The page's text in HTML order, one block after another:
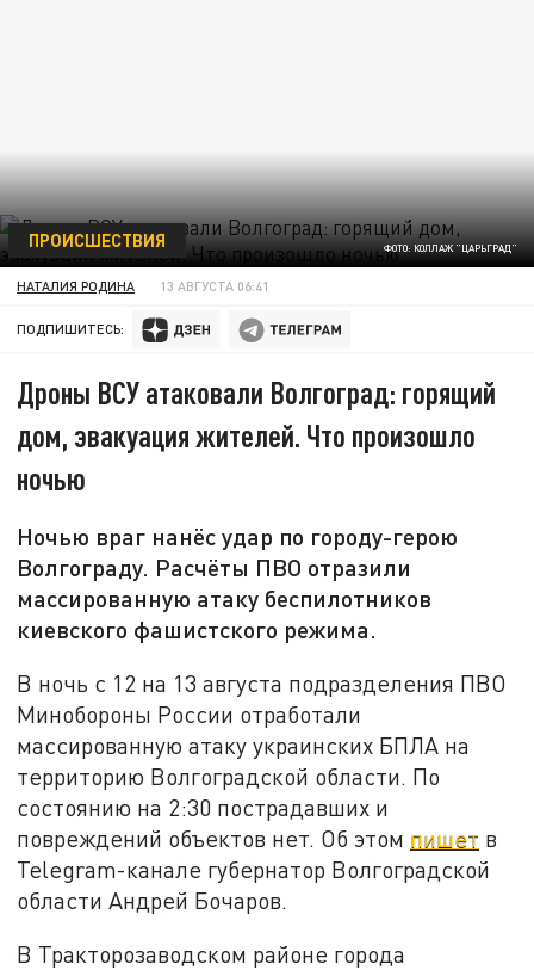
ФОТО: КОЛЛАЖ "ЦАРЬГРАД"
ПРОИСШЕСТВИЯ
НАТАЛИЯ РОДИНА 13 АВГУСТА 06:41
ПОДПИШИТЕСЬ:
Дроны ВСУ атаковали Волгоград: горящий
дом, эвакуация жителей. Что произошло
ночью
Ночью враг нанёс удар по городу-герою
Волгограду. Расчёты ПВО отразили
массированную атаку беспилотников
киевского фашистского режима.
В ночь с 12 на 13 августа подразделения ПВО
Минобороны России отработали
массированную атаку украинских БПЛА на
территорию Волгоградской области. По
состоянию на 2:30 пострадавших и
повреждений объектов нет. Об этом пишет в
Telegram-канале губернатор Волгоградской
области Андрей Бочаров.
В Тракторозаводском районе города